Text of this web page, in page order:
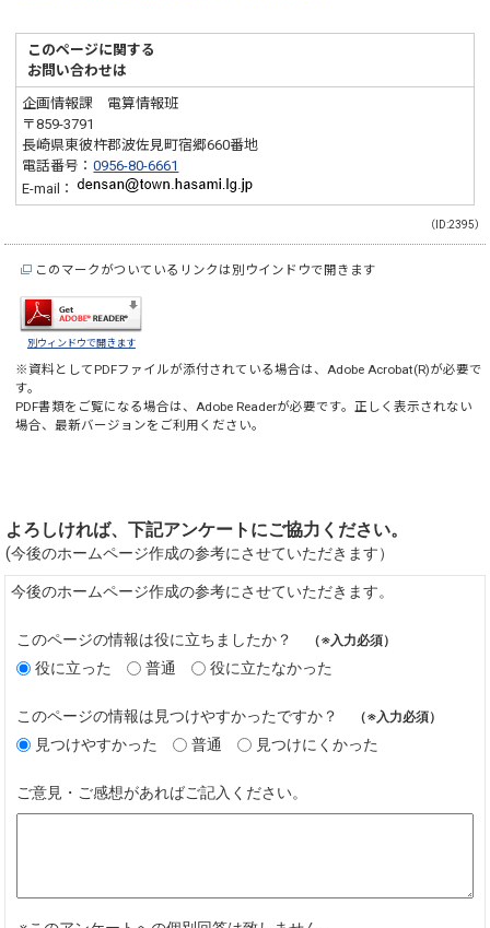
このページに関する
お問い合わせは
企画情報課 電算情報班
〒859-3791
長崎県東彼杵郡波佐見町宿郷660番地
電話番号：0956-80-6661
E-mail：
（ID:2395）
このマークがついているリンクは別ウインドウで開きます
別ウィンドウで開きます
※資料としてPDFファイルが添付されている場合は、 Adobe Acrobat(R)が必要で
す。
PDF書類をご覧になる場合は、 Adobe Readerが必要です。正しく表示されない
場合、最新バージョンをご利用ください。